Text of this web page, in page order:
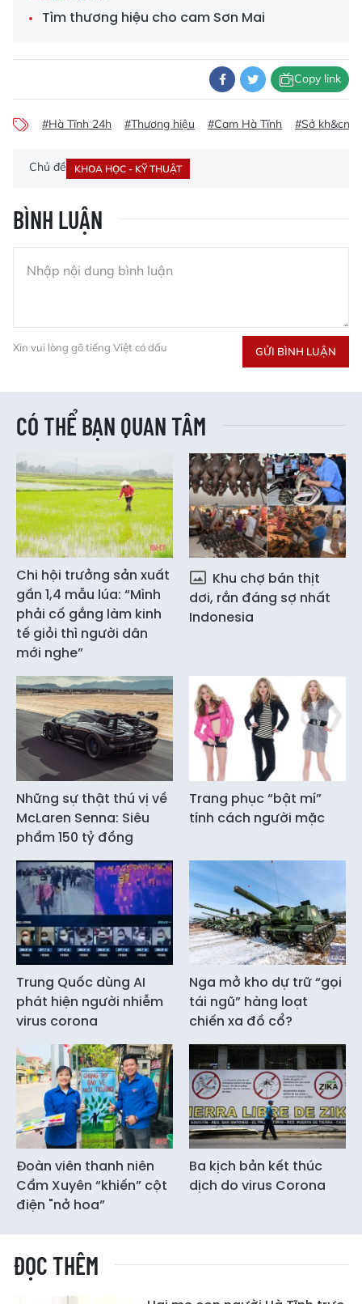
Tìm thương hiệu cho cam Sơn Mai
Copy link
#Hà Tĩnh 24h #Thương hiệu #Cam Hà Tĩnh #Sở kh&cn
Chủ đề KHOA HỌC - KỸ THUẬT
BÌNH LUẬN
Xin vui lòng gõ tiếng Việt có dấu GỬI BÌNH LUẬN
CÓ THỂ BẠN QUAN TÂM
Chi hội trưởng sản xuất
gần 1,4 mẫu lúa: “Mình
phải cố gắng làm kinh
tế giỏi thì người dân
mới nghe”
Khu chợ bán thịt
dơi, rắn đáng sợ nhất
Indonesia
Những sự thật thú vị về
McLaren Senna: Siêu
phẩm 150 tỷ đồng
Trang phục “bật mí”
tính cách người mặc
Trung Quốc dùng AI
phát hiện người nhiễm
virus corona
Nga mở kho dự trữ “gọi
tái ngũ” hàng loạt
chiến xa đồ cổ?
Đoàn viên thanh niên
Cẩm Xuyên “khiến” cột
điện "nở hoa”
Ba kịch bản kết thúc
dịch do virus Corona
ĐỌC THÊM